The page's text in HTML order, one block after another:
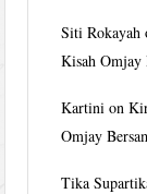
Siti Rokayah
Kisah Omjay
Kartini on
Omjay
Tika